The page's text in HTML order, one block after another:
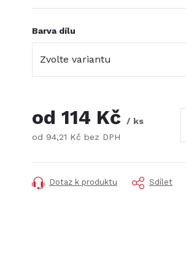
Barva dílu
od 114 Kč
/ ks
od 94,21 Kč bez DPH
cena:
Dotaz k produktu Sdílet